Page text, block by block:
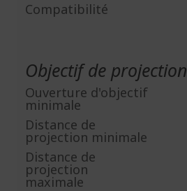
Compatibilité
Objectif de projection
Ouverture d'objectif
minimale
Distance de
projection minimale
Distance de
projection
maximale